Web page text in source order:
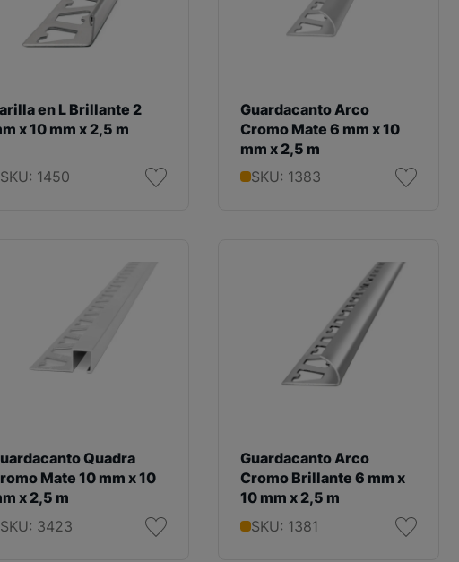
en L Brillante 2
x 10 mm x 2,5 m
SKU: 1450
Guardacanto Arco
Cromo Mate 6 mm x 10
mm x 2,5 m
SKU: 1383
Quadra
Mate 10 mm x 10
x 2,5 m
SKU: 3423
Guardacanto Arco
Cromo Brillante 6 mm x
10 mm x 2,5 m
SKU: 1381